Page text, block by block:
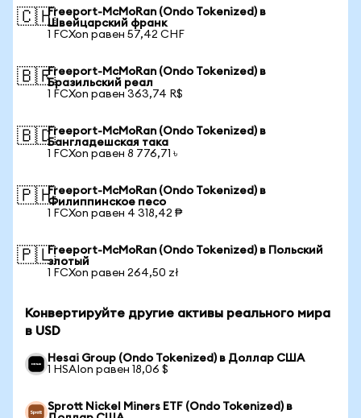
🇨🇭Freeport-McMoRan (Ondo Tokenized) в
Швейцарский франк
1 FCXon равен 57,42 CHF
🇧🇷Freeport-McMoRan (Ondo Tokenized) в
Бразильский реал
1 FCXon равен 363,74 R$
🇧🇩Freeport-McMoRan (Ondo Tokenized) в
Бангладешская така
1 FCXon равен 8 776,71 ৳
🇵🇭Freeport-McMoRan (Ondo Tokenized) в
Филиппинское песо
1 FCXon равен 4 318,42 ₱
🇵🇱Freeport-McMoRan (Ondo Tokenized) в Польский
злотый
1 FCXon равен 264,50 zł
Конвертируйте другие активы реального мира
в USD
Hesai Group (Ondo Tokenized) в Доллар США
1 HSAIon равен 18,06 $
Sprott Nickel Miners ETF (Ondo Tokenized) в